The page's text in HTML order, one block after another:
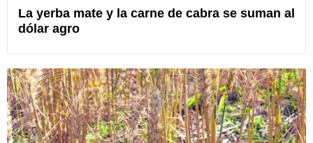
La yerba mate y la carne de cabra se suman al
dólar agro